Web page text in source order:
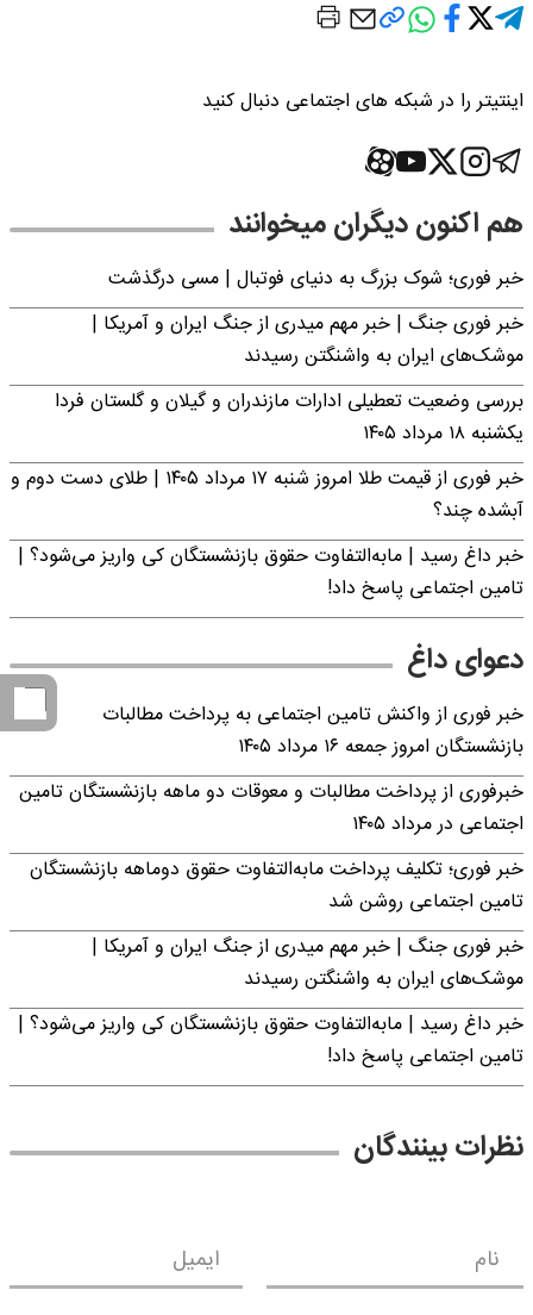
اینتیتر را در شبکه های اجتماعی دنبال کنید
هم اکنون دیگران میخوانند
خبر فوری؛‌ شوک بزرگ به دنیای فوتبال | مسی درگذشت
خبر فوری جنگ | خبر مهم میدری از جنگ ایران و آمریکا |
موشک‌های ایران به واشنگتن رسیدند
بررسی وضعیت تعطیلی ادارات مازندران و گیلان و گلستان فردا
یکشنبه ۱۸ مرداد ۱۴۰۵
خبر فوری از قیمت طلا امروز شنبه ۱۷ مرداد ۱۴۰۵ | طلای دست دوم و
آبشده چند؟
خبر داغ رسید | مابه‌التفاوت حقوق بازنشستگان کی واریز می‌شود؟ |
تامین اجتماعی پاسخ داد!
دعوای داغ
خبر فوری از واکنش تامین اجتماعی به پرداخت مطالبات
بازنشستگان امروز جمعه ۱۶ مرداد ۱۴۰۵
خبرفوری از پرداخت مطالبات و معوقات دو ماهه بازنشستگان تامین
اجتماعی در مرداد ۱۴۰۵
خبر فوری؛ تکلیف پرداخت مابه‌التفاوت حقوق دوماهه بازنشستگان
تامین اجتماعی روشن شد
خبر فوری جنگ | خبر مهم میدری از جنگ ایران و آمریکا |
موشک‌های ایران به واشنگتن رسیدند
خبر داغ رسید | مابه‌التفاوت حقوق بازنشستگان کی واریز می‌شود؟ |
تامین اجتماعی پاسخ داد!
نظرات بینندگان
نام ایمیل